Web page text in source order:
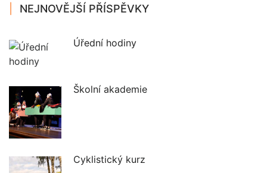
NEJNOVĚJŠÍ PŘÍSPĚVKY
Úřední hodiny
Školní akademie
Cyklistický kurz